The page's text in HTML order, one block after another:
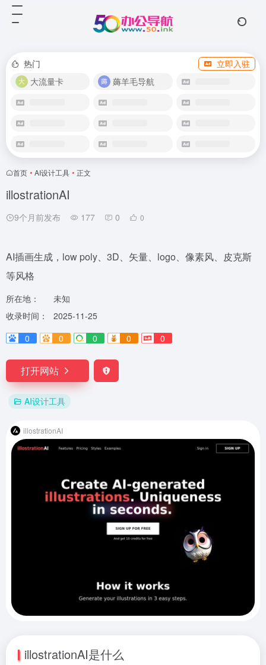
热门
立即入驻
大流量卡
薅羊毛导航
首页 • AI设计工具 • 正文
illostrationAI
9个月前发布 177 0 0
AI插画生成，low poly、3D、矢量、logo、像素风、皮克斯
等风格
所在地：
未知
收录时间：
2025-11-25
0
0 0 0 0
打开网站
AI设计工具
illostrationAI
illostrationAI是什么